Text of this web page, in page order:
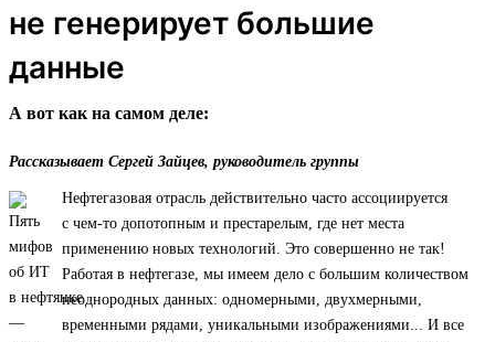
не генерирует большие
данные
А вот как на самом деле:
Рассказывает Сергей Зайцев, руководитель группы
Нефтегазовая отрасль действительно часто ассоциируется
с чем-то допотопным и престарелым, где нет места
применению новых технологий. Это совершенно не так!
Работая в нефтегазе, мы имеем дело с большим количеством
неоднородных данных: одномерными, двухмерными,
временными рядами, уникальными изображениями... И все